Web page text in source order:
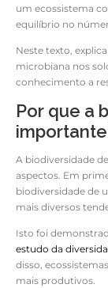
um ecossistema
equilíbrio no
Neste texto,
microbiana nos
conhecimento a
Por que a
A biodiversidade
aspectos. Em
biodiversidade de
mais diversos
Isto foi
estudo da
disso,
mais produtivos.